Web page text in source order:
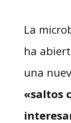
La
ha
una
«saltos